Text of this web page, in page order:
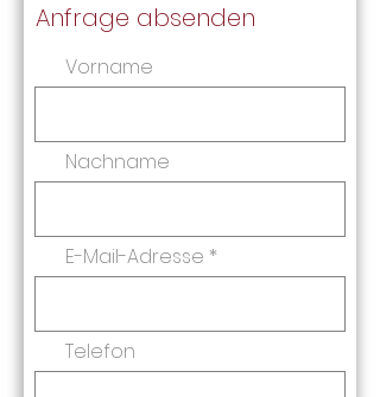
Anfrage absenden
Vorname
Nachname
E-Mail-Adresse
Telefon